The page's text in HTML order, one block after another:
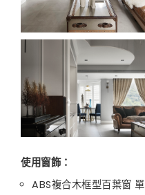
使用窗飾：
ABS複合木框型百葉窗